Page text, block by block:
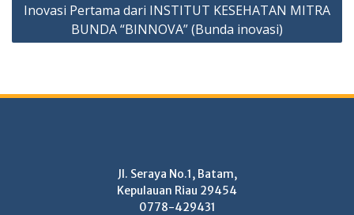
Inovasi Pertama dari INSTITUT KESEHATAN MITRA
BUNDA “BINNOVA” (Bunda inovasi)
Jl. Seraya No.1, Batam,
Kepulauan Riau 29454
0778-429431